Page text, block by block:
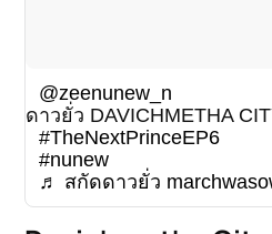
@zeenunew_n
ดาวยั่ว DAVICHMETHA
#TheNextPrinceEP6
#nunew
♬ สกัดดาวยั่ว